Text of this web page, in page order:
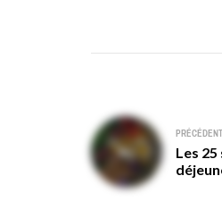
Navigation
de
l’article
PRÉCÉDENT
Les